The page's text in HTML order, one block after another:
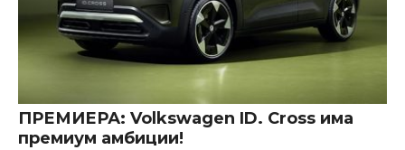
ПРЕМИЕРА: Volkswagen ID. Cross има
премиум амбиции!